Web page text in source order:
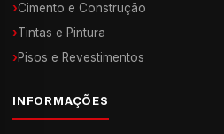
›Cimento e Construção
›Tintas e Pintura
›Pisos e Revestimentos
INFORMAÇÕES